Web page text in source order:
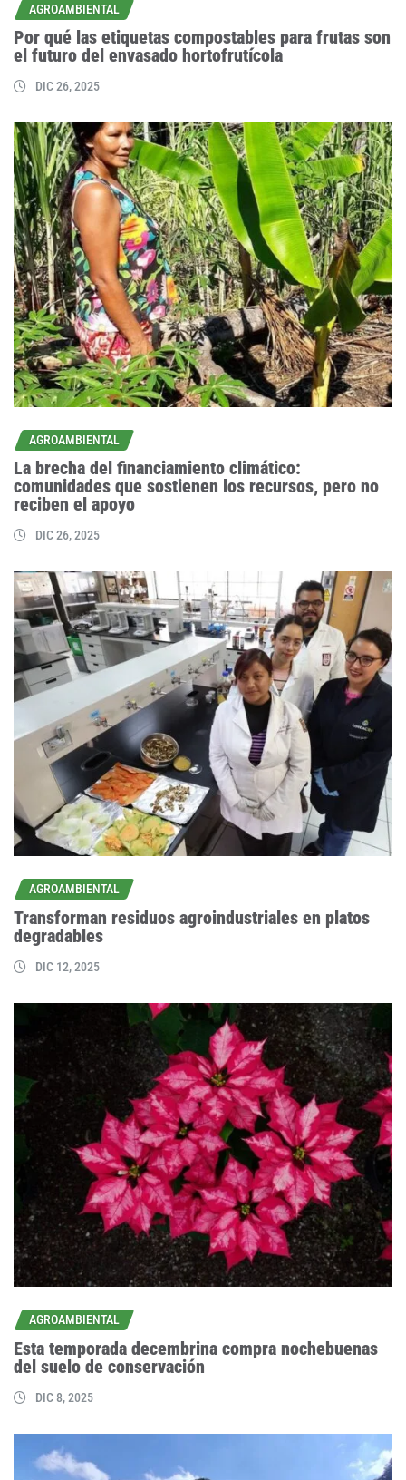
AGROAMBIENTAL
Por qué las etiquetas compostables para frutas son
el futuro del envasado hortofrutícola
DIC 26, 2025
AGROAMBIENTAL
La brecha del financiamiento climático:
comunidades que sostienen los recursos, pero no
reciben el apoyo
DIC 26, 2025
AGROAMBIENTAL
Transforman residuos agroindustriales en platos
degradables
DIC 12, 2025
AGROAMBIENTAL
Esta temporada decembrina compra nochebuenas
del suelo de conservación
DIC 8, 2025